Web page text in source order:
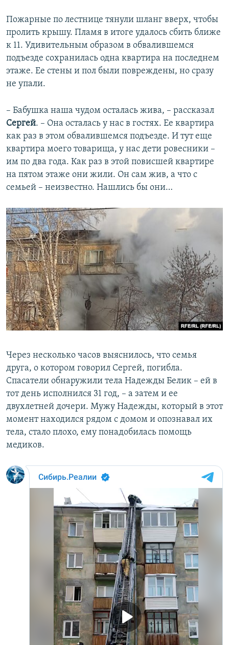
Пожарные по лестнице тянули шланг вверх, чтобы
пролить крышу. Пламя в итоге удалось сбить ближе
к 11. Удивительным образом в обвалившемся
подъезде сохранилась одна квартира на последнем
этаже. Ее стены и пол были повреждены, но сразу
не упали.
– Бабушка наша чудом осталась жива, – рассказал
Сергей. – Она осталась у нас в гостях. Ее квартира
как раз в этом обвалившемся подъезде. И тут еще
квартира моего товарища, у нас дети ровесники –
им по два года. Как раз в этой повисшей квартире
на пятом этаже они жили. Он сам жив, а что с
семьей – неизвестно. Нашлись бы они…
Через несколько часов выяснилось, что семья
друга, о котором говорил Сергей, погибла.
Спасатели обнаружили тела Надежды Белик – ей в
тот день исполнился 31 год, – а затем и ее
двухлетней дочери. Мужу Надежды, который в этот
момент находился рядом с домом и опознавал их
тела, стало плохо, ему понадобилась помощь
медиков.